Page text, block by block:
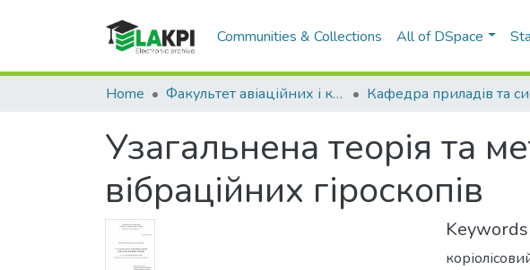
Communities & Collections All of DSpace
Home Факультет авіаційних і космічних систем (ФАКС)
Узагальнена теорія та
вібраційних гіроскопів
Keywords